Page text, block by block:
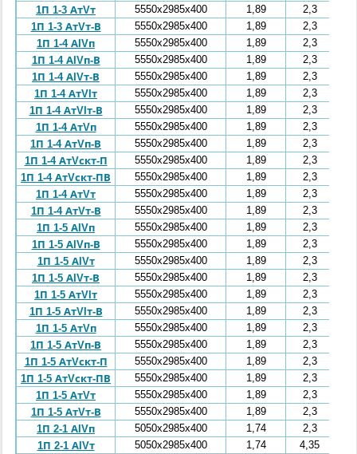
1П 1-3 АтVт
5550x2985x400 1,89
2,3
1П 1-3 АтVт-В
5550x2985x400 1,89
2,3
1П 1-4 АIVп
5550x2985x400 1,89
2,3
1П 1-4 АIVп-В
5550x2985x400 1,89
2,3
1П 1-4 АIVт-В
5550x2985x400 1,89
2,3
1П 1-4 АтVIт
5550x2985x400 1,89
2,3
1П 1-4 АтVIт-В
5550x2985x400 1,89
2,3
1П 1-4 АтVп
5550x2985x400 1,89
2,3
1П 1-4 АтVп-В
5550x2985x400 1,89
2,3
1П 1-4 АтVскт-П
5550x2985x400 1,89
2,3
1П 1-4 АтVскт-ПВ
5550x2985x400 1,89
2,3
1П 1-4 АтVт
5550x2985x400 1,89
2,3
1П 1-4 АтVт-В
5550x2985x400 1,89
2,3
1П 1-5 АIVп
5550x2985x400 1,89
2,3
1П 1-5 АIVп-В
5550x2985x400 1,89
2,3
1П 1-5 АIVт
5550x2985x400 1,89
2,3
1П 1-5 АIVт-В
5550x2985x400 1,89
2,3
1П 1-5 АтVIт
5550x2985x400 1,89
2,3
1П 1-5 АтVIт-В
5550x2985x400 1,89
2,3
1П 1-5 АтVп
5550x2985x400 1,89
2,3
1П 1-5 АтVп-В
5550x2985x400 1,89
2,3
1П 1-5 АтVскт-П
5550x2985x400 1,89
2,3
1П 1-5 АтVскт-ПВ
5550x2985x400 1,89
2,3
1П 1-5 АтVт
5550x2985x400 1,89
2,3
1П 1-5 АтVт-В
5550x2985x400 1,89
2,3
1П 2-1 АIVп
5050x2985x400 1,74
2,3
1П 2-1 АIVт
5050x2985x400 1,74
4,35